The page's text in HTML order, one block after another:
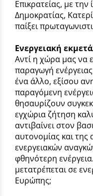
Επικρατείας, με
Δημοκρατίας,
παίξει
Ενεργειακή
Αντί η χώρα μας να
παραγωγή
ένα άλλο, εξίσου
παραγόμενη
θησαυρίζουν
εγχώρια ζήτηση
αντιβαίνει στον
αυτονομίας και της
ενεργειακών
φθηνότερη
μετατρέπεται σε
Ευρώπης;